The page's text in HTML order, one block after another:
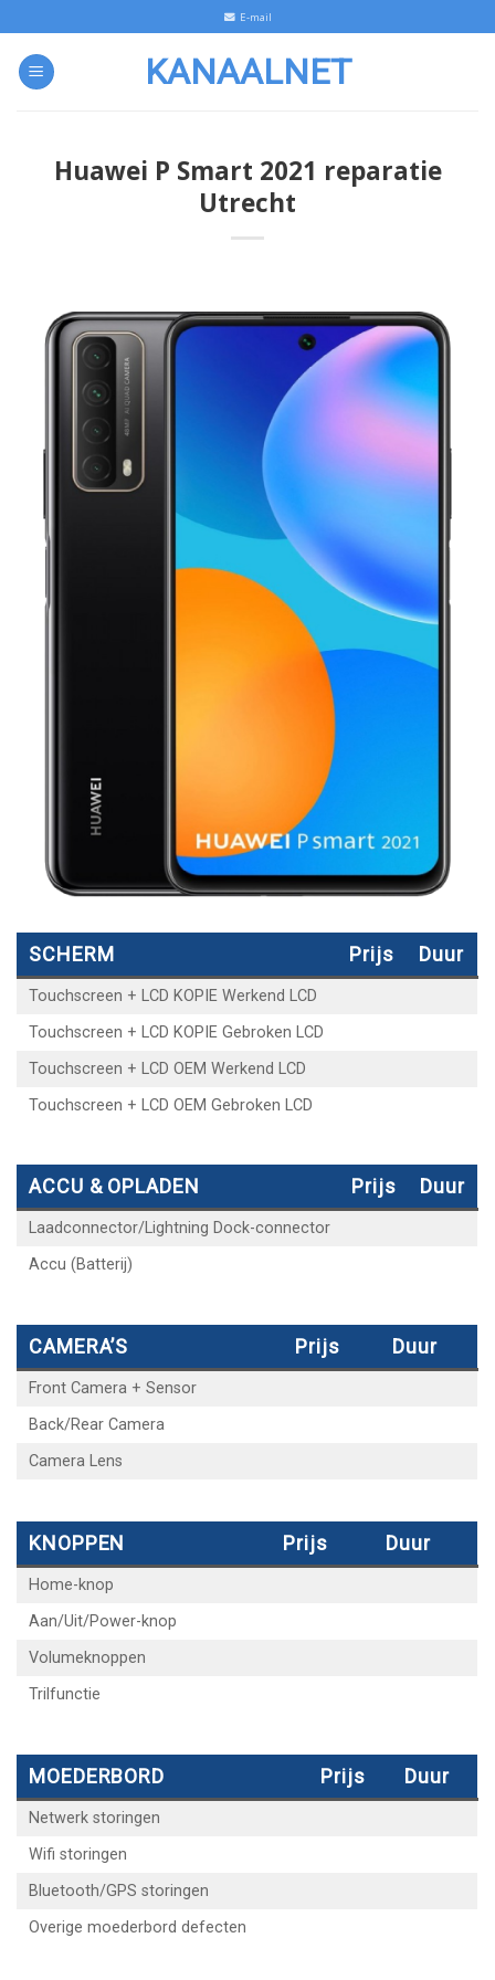
to
content
E-mail
KANAALNET
Huawei P Smart 2021 reparatie
Utrecht
SCHERM Prijs Duur
Touchscreen + LCD KOPIE Werkend LCD
Touchscreen + LCD KOPIE Gebroken LCD
Touchscreen + LCD OEM Werkend LCD
Touchscreen + LCD OEM Gebroken LCD
ACCU & OPLADEN Prijs Duur
Laadconnector/Lightning Dock-connector
Accu (Batterij)
CAMERA’S Prijs Duur
Front Camera + Sensor
Back/Rear Camera
Camera Lens
KNOPPEN Prijs Duur
Home-knop
Aan/Uit/Power-knop
Volumeknoppen
Trilfunctie
MOEDERBORD Prijs Duur
Netwerk storingen
Wifi storingen
Bluetooth/GPS storingen
Overige moederbord defecten